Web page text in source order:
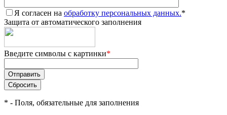
Я согласен на обработку персональных данных.*
Защита от автоматического заполнения
Введите символы с картинки*
* - Поля, обязательные для заполнения